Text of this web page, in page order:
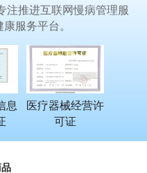
注推进互联网慢病管理服
服务平台。
息
医疗器械经营许
可证